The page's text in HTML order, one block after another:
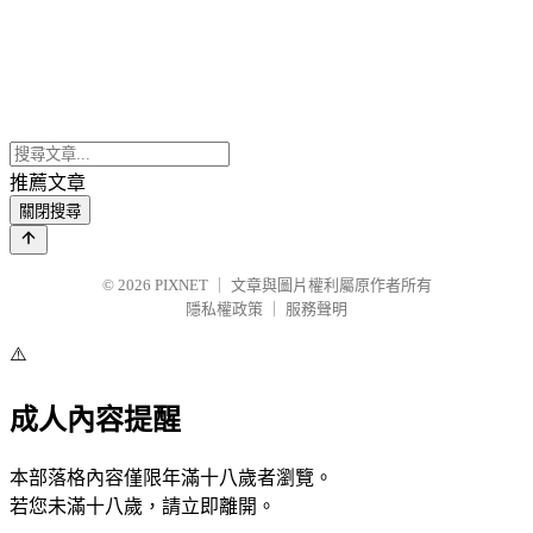
推薦文章
關閉搜尋
© 2026 PIXNET
文章與圖片權利屬原作者所有
隱私權政策
服務聲明
⚠️
成人內容提醒
本部落格內容僅限年滿十八歲者瀏覽。
若您未滿十八歲，請立即離開。